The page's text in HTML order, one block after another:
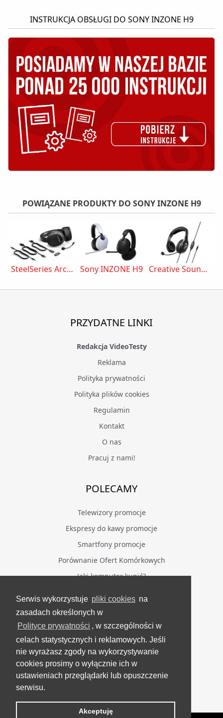
Serwis wykorzystuje pliki cookies na
zasadach określonych w
Polityce prywatności , w szczególności w
celach statystycznych i reklamowych. Jeśli
nie wyrażasz zgody na wykorzystywanie
cookies prosimy o wyłącznie ich w
ustawieniach przeglądarki lub opuszczenie
serwisu.
Akceptuję
INSTRUKCJA OBSŁUGI DO SONY INZONE H9
POWIĄZANE PRODUKTY DO SONY INZONE H9
SteelSeries Arctis 1 Wireless Czarny Sony INZONE H9 Creative Sound Blaster Blaze V2
PRZYDATNE LINKI
Redakcja VideoTesty
Reklama
Polityka prywatności
Polityka plików cookies
Regulamin
Kontakt
O nas
Pracuj z nami!
POLECAMY
Telewizory promocje
Ekspresy do kawy promocje
Smartfony promocje
Porównanie Ofert Komórkowych
Jaki komputer kupić?
BĄDŹ NA BIEŻĄCO
Facebook
Grupa Testerzy Videotestów
YouTube
Twitter